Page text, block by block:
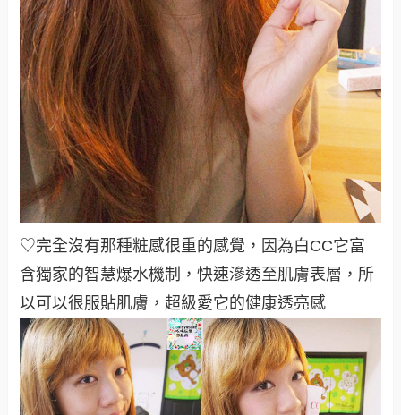
♡完全沒有那種粧感很重的感覺，因為白CC它富
含獨家的智慧爆水機制，快速滲透至肌膚表層，所
以可以很服貼肌膚，超級愛它的健康透亮感